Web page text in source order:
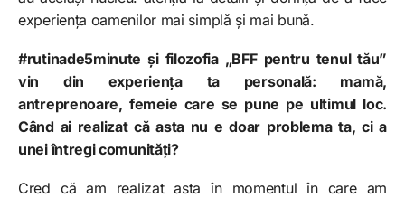
experiența oamenilor mai simplă și mai bună.
#rutinade5minute și filozofia „BFF pentru tenul tău”
vin din experiența ta personală: mamă,
antreprenoare, femeie care se pune pe ultimul loc.
Când ai realizat că asta nu e doar problema ta, ci a
unei întregi comunități?
Cred că am realizat asta în momentul în care am